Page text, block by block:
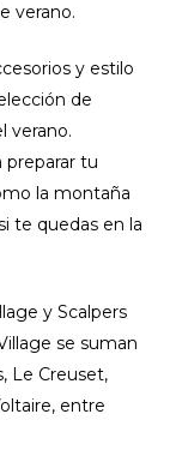
verano.
y estilo
de
verano.
preparar tu
la montaña
te quedas en la
y Scalpers
se suman
Le Creuset,
entre